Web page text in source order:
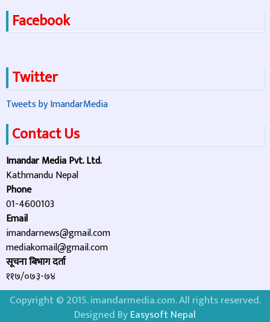
Facebook
Twitter
Tweets by ImandarMedia
Contact Us
Imandar Media Pvt. Ltd.
Kathmandu Nepal
Phone
01-4600103
Email
imandarnews@gmail.com
mediakomail@gmail.com
सूचना बिभाग दर्ता
११७/०७३-७४
Copyright © 2015. imandarmedia.com. All rights reserved.
Designed ByEasysoft Nepal